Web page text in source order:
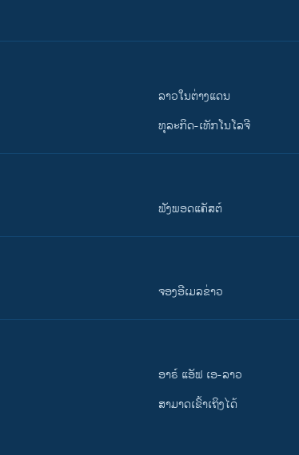
ລາວໃນຕ່າງແດນ
ທຸລະກິດ-ເທັກໂນໂລຈີ
ຟັງພອດແຄັສຕ໌
ຈອງອີເມລຂ່າວ
ອາຣ໌ ແອັຟ ເອ-ລາວ
ສາມາດເຂົ້າເຖິງໄດ້